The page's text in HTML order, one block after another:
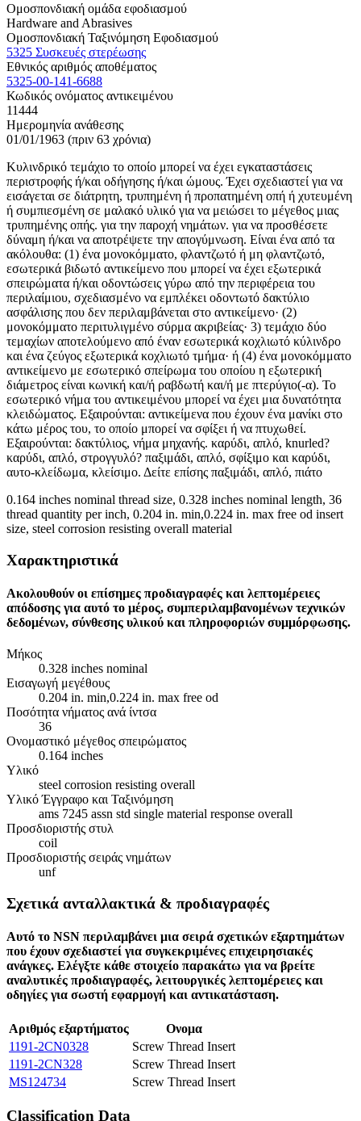
Ομοσπονδιακή ομάδα εφοδιασμού
Hardware and Abrasives
Ομοσπονδιακή Ταξινόμηση Εφοδιασμού
5325 Συσκευές στερέωσης
Εθνικός αριθμός αποθέματος
5325-00-141-6688
Κωδικός ονόματος αντικειμένου
11444
Ημερομηνία ανάθεσης
01/01/1963 (πριν 63 χρόνια)
Κυλινδρικό τεμάχιο το οποίο μπορεί να έχει εγκαταστάσεις
περιστροφής ή/και οδήγησης ή/και ώμους. Έχει σχεδιαστεί για να
εισάγεται σε διάτρητη, τρυπημένη ή προπατημένη οπή ή χυτευμένη
ή συμπιεσμένη σε μαλακό υλικό για να μειώσει το μέγεθος μιας
τρυπημένης οπής. για την παροχή νημάτων. για να προσθέσετε
δύναμη ή/και να αποτρέψετε την απογύμνωση. Είναι ένα από τα
ακόλουθα: (1) ένα μονοκόμματο, φλαντζωτό ή μη φλαντζωτό,
εσωτερικά βιδωτό αντικείμενο που μπορεί να έχει εξωτερικά
σπειρώματα ή/και οδοντώσεις γύρω από την περιφέρεια του
περιλαίμιου, σχεδιασμένο να εμπλέκει οδοντωτό δακτύλιο
ασφάλισης που δεν περιλαμβάνεται στο αντικείμενο· (2)
μονοκόμματο περιτυλιγμένο σύρμα ακριβείας· 3) τεμάχιο δύο
τεμαχίων αποτελούμενο από έναν εσωτερικά κοχλιωτό κύλινδρο
και ένα ζεύγος εξωτερικά κοχλιωτό τμήμα· ή (4) ένα μονοκόμματο
αντικείμενο με εσωτερικό σπείρωμα του οποίου η εξωτερική
διάμετρος είναι κωνική και/ή ραβδωτή και/ή με πτερύγιο(-α). Το
εσωτερικό νήμα του αντικειμένου μπορεί να έχει μια δυνατότητα
κλειδώματος. Εξαιρούνται: αντικείμενα που έχουν ένα μανίκι στο
κάτω μέρος του, το οποίο μπορεί να σφίξει ή να πτυχωθεί.
Εξαιρούνται: δακτύλιος, νήμα μηχανής. καρύδι, απλό, knurled?
καρύδι, απλό, στρογγυλό? παξιμάδι, απλό, σφίξιμο και καρύδι,
αυτο-κλείδωμα, κλείσιμο. Δείτε επίσης παξιμάδι, απλό, πιάτο
0.164 inches nominal thread size, 0.328 inches nominal length, 36
thread quantity per inch, 0.204 in. min,0.224 in. max free od insert
size, steel corrosion resisting overall material
Χαρακτηριστικά
Ακολουθούν οι επίσημες προδιαγραφές και λεπτομέρειες
απόδοσης για αυτό το μέρος, συμπεριλαμβανομένων τεχνικών
δεδομένων, σύνθεσης υλικού και πληροφοριών συμμόρφωσης.
Μήκος
0.328 inches nominal
Εισαγωγή μεγέθους
0.204 in. min,0.224 in. max free od
Ποσότητα νήματος ανά ίντσα
36
Ονομαστικό μέγεθος σπειρώματος
0.164 inches
Υλικό
steel corrosion resisting overall
Υλικό Έγγραφο και Ταξινόμηση
ams 7245 assn std single material response overall
Προσδιοριστής στυλ
coil
Προσδιοριστής σειράς νημάτων
unf
Σχετικά ανταλλακτικά & προδιαγραφές
Αυτό το NSN περιλαμβάνει μια σειρά σχετικών εξαρτημάτων
που έχουν σχεδιαστεί για συγκεκριμένες επιχειρησιακές
ανάγκες. Ελέγξτε κάθε στοιχείο παρακάτω για να βρείτε
αναλυτικές προδιαγραφές, λειτουργικές λεπτομέρειες και
οδηγίες για σωστή εφαρμογή και αντικατάσταση.
Αριθμός εξαρτήματος
Ονομα
1191-2CN0328
Screw Thread Insert
1191-2CN328
Screw Thread Insert
MS124734
Screw Thread Insert
Classification Data